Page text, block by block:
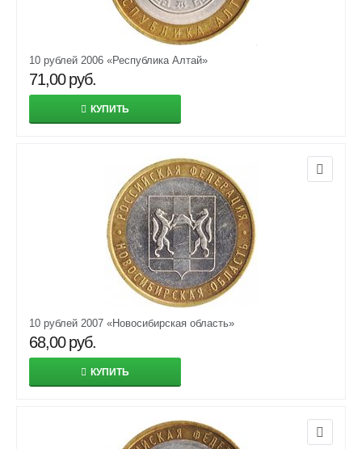
10 рублей 2006 «Республика Алтай»
71,00 руб.
КУПИТЬ
10 рублей 2007 «Новосибирская область»
68,00 руб.
КУПИТЬ